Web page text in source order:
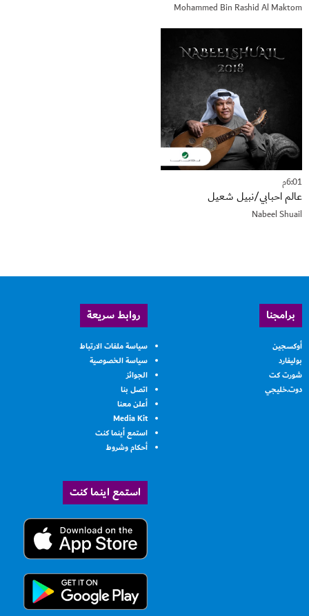
Mohammed Bin Rashid Al Maktom
6:01م
عالم احبابي/نبيل شعيل
Nabeel Shuail
برامجنا
أوكسجين
بوليفارد
شورت كت
دوت.خليجي
روابط سريعة
سياسة ملفات الارتباط
سياسة الخصوصية
الجوائز
اتصل بنا
أعلن معنا
Media Kit
استمع أينما كنت
أحكام وشروط
استمع اينما كنت